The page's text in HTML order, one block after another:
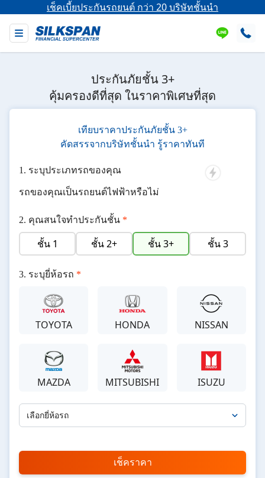
เช็คเบี้ยประกันรถยนต์ กว่า 20 บริษัทชั้นนำ
ประกันภัยชั้น 3+
คุ้มครองดีที่สุด ในราคาพิเศษที่สุด
เทียบราคาประกันภัยชั้น 3+
คัดสรรจากบริษัทชั้นนำ รู้ราคาทันที
ระบุประเภทรถของคุณ
รถของคุณเป็นรถยนต์ไฟฟ้าหรือไม่
คุณสนใจทำประกันชั้น *
ชั้น 1 ชั้น 2+ ชั้น 3+ ชั้น 3
ระบุยี่ห้อรถ *
TOYOTA HONDA NISSAN
MAZDA MITSUBISHI ISUZU
เลือกยี่ห้อรถ
เช็คราคา